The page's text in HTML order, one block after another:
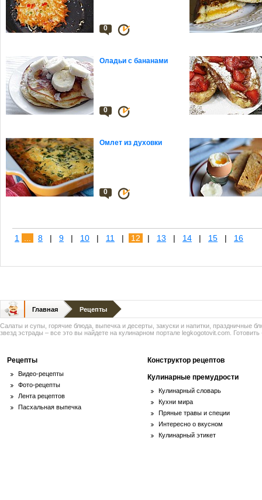
0
Оладьи с бананами
0
Омлет из духовки
0
1 8 | 9 | 10 | 11 | 12 | 13 | 14 | 15 | 16
Главная Рецепты
Салаты и супы, горячие блюда, выпечка и десерты, закуски и напитки, праздничные
звезд эстрады – все это вы найдете на кулинарном портале legkogotovit.com. Готовить
Рецепты
Видео-рецепты
Фото-рецепты
Лента рецептов
Пасхальная выпечка
Конструктор рецептов
Кулинарные премудрости
Кулинарный словарь
Кухни мира
Пряные травы и специи
Интересно о вкусном
Кулинарный этикет